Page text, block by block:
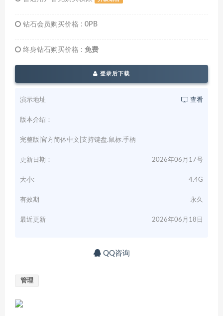
钻石会员购买价格 : 0PB
终身钻石购买价格 : 免费
登录后下载
演示地址 查看
版本介绍：
完整版|官方简体中文|支持键盘.鼠标.手柄
更新日期： 2026年06月17号
大小: 4.4G
有效期 永久
最近更新 2026年06月18日
QQ咨询
管理